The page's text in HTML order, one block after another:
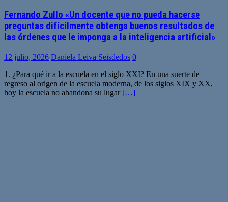
Fernando Zullo «Un docente que no pueda hacerse
preguntas difícilmente obtenga buenos resultados de
las órdenes que le imponga a la inteligencia artificial»
12 julio, 2026 Daniela Leiva Seisdedos 0
1. ¿Para qué ir a la escuela en el siglo XXI? En una suerte de
regreso al origen de la escuela moderna, de los siglos XIX y XX,
hoy la escuela no abandona su lugar […]